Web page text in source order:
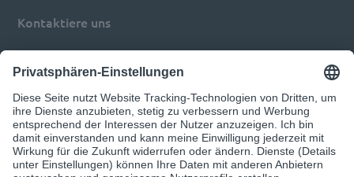
Kontaktiere uns
Impressum
Datenschutz